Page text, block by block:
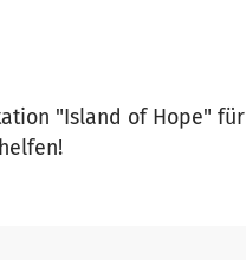
"Island of Hope" für